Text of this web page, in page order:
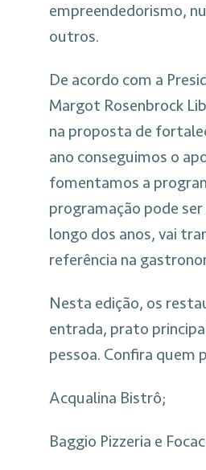
empreendedorismo,
outros.
De acordo com a
Margot Rosenbrock
na proposta de
ano conseguimos o
fomentamos a
programação pode
longo dos anos, vai
referência na
Nesta edição, os
entrada, prato
pessoa. Confira quem
Acqualina Bistrô;
Baggio Pizzeria e